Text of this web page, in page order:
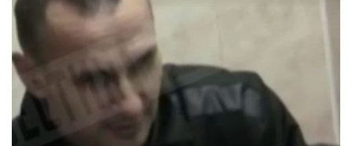
Дніпро
Івано-Франківськ
Донбас